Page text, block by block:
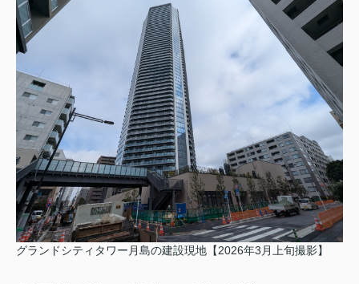
グランドシティタワー月島の建設現地【2026年3月上旬撮影】